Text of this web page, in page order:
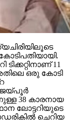
11
ഒരു കോടി
ജയ്പൂര്‍
38 കാരനായ
ലോട്ടറിയുടെ
ചെറിയ